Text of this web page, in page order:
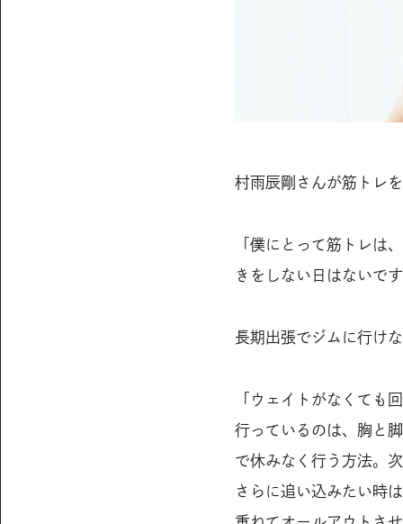
村雨辰剛さんが筋トレ
「僕にとって筋トレは
きをしない日はないで
長期出張でジムに行け
「ウェイトがなくても
行っているのは、胸と
で休みなく行う方法。
さらに追い込みたい時